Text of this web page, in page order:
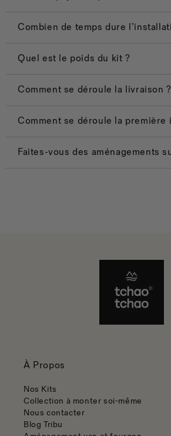
Combien de temps dure
Quel est le poids du kit ?
Comment se déroule la livraison ?
Comment se déroule la première
Faites-vous des aménagements
À Propos
Nos Kits
Collection à monter soi-même
Nous contacter
Blog Tribu